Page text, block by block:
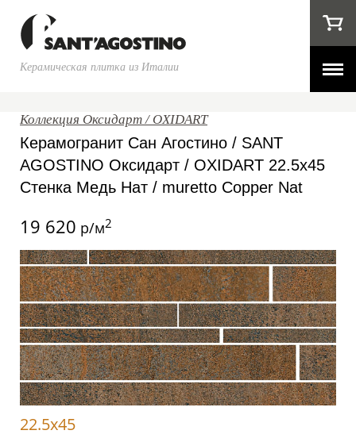
Керамическая плитка из Италии
Коллекция Оксидарт / OXIDART
Керамогранит Сан Агостино / SANT
AGOSTINO Оксидарт / OXIDART 22.5x45
Стенка Медь Нат / muretto Copper Nat
19 620 р/м2
22.5x45